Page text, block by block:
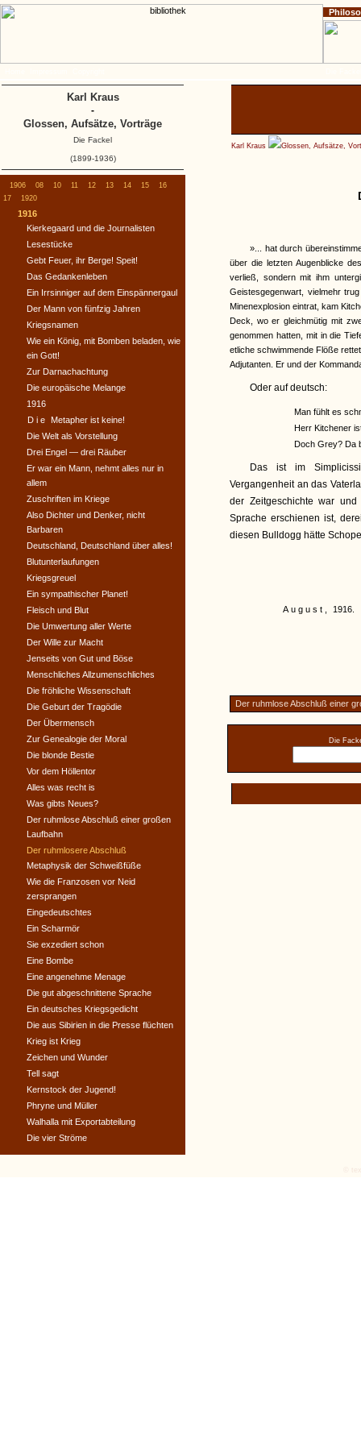
Karl Kraus Glossen, Aufsätze,
»... hat durch
über die letzten Augenblicke
verließ, sondern mit ihm
Geistesgegenwart, vielmehr
Minenexplosion eintrat, kam
Deck, wo er gleichmütig mit
genommen hatten, mit in die
etliche schwimmende Flöße
Adjutanten. Er und der
Oder auf deutsch:
Man fühlt es
Herr Kitchener
Doch Grey? Da
Das ist im
Vergangenheit an das
der Zeitgeschichte war
Sprache erschienen ist,
diesen Bulldogg hätte
August, 1916.
Der ruhmlose Abschluß einer
Die
1906 08 10 11 12 13 14 15
16
17
1920
1916
Kierkegaard und die Journalisten
Lesestücke
Gebt Feuer, ihr Berge! Speit!
Das Gedankenleben
Ein Irrsinniger auf dem Einspännergaul
Der Mann von fünfzig Jahren
Kriegsnamen
Wie ein König, mit Bomben beladen, wie
ein Gott!
Zur Darnachachtung
Die europäische Melange
1916
Die Metapher ist keine!
Die Welt als Vorstellung
Drei Engel — drei Räuber
Er war ein Mann, nehmt alles nur in
allem
Zuschriften im Kriege
Also Dichter und Denker, nicht
Barbaren
Deutschland, Deutschland über alles!
Blutunterlaufungen
Kriegsgreuel
Ein sympathischer Planet!
Fleisch und Blut
Die Umwertung aller Werte
Der Wille zur Macht
Jenseits von Gut und Böse
Menschliches Allzumenschliches
Die fröhliche Wissenschaft
Die Geburt der Tragödie
Der Übermensch
Zur Genealogie der Moral
Die blonde Bestie
Vor dem Höllentor
Alles was recht is
Was gibts Neues?
Der ruhmlose Abschluß einer großen
Laufbahn
Der ruhmlosere Abschluß
Metaphysik der Schweißfüße
Wie die Franzosen vor Neid
zersprangen
Eingedeutschtes
Ein Scharmör
Sie exzediert schon
Eine Bombe
Eine angenehme Menage
Die gut abgeschnittene Sprache
Ein deutsches Kriegsgedicht
Die aus Sibirien in die Presse flüchten
Krieg ist Krieg
Zeichen und Wunder
Tell sagt
Kernstock der Jugend!
Phryne und Müller
Walhalla mit Exportabteilung
Die vier Ströme
Karl Kraus
-
Glossen, Aufsätze, Vorträge
Die Fackel
(1899-1936)